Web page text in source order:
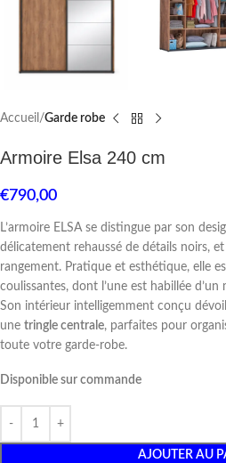
Accueil Garde robe
Armoire Elsa 240 cm
€790,00
L’armoire ELSA se distingue par son
délicatement rehaussé de détails noirs,
rangement. Pratique et esthétique, elle
coulissantes, dont l’une est habillée
Son intérieur intelligemment conçu
une tringle centrale, parfaites pour
toute votre garde-robe.
Disponible sur commande
AJOUTER AU